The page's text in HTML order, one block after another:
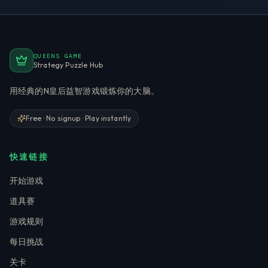
QUEENS GAME
Strategy Puzzle Hub
用经典的N皇后益智游戏锻炼你的大脑。
Free · No signup · Play instantly
快速链接
开始游戏
道具赛
游戏规则
每日挑战
关卡